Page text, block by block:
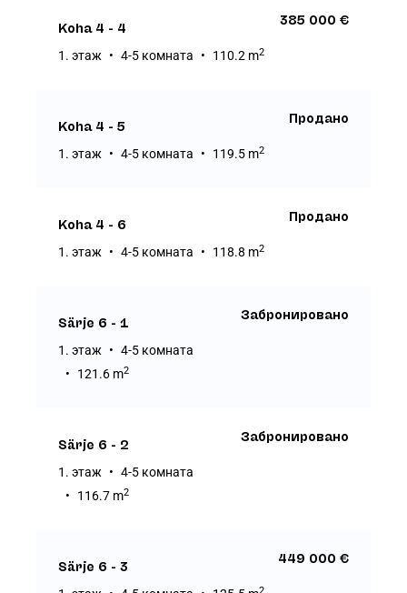
Koha 4 - 4
1. этаж 4-5 комната 110.2 m2
385 000 €
Koha 4 - 5
1. этаж 4-5 комната 119.5 m2
Продано
Koha 4 - 6
1. этаж 4-5 комната 118.8 m2
Продано
Särje 6 - 1
1. этаж
4-5 комната
121.6 m2
Забронировано
Särje 6 - 2
1. этаж
4-5 комната
116.7 m2
Забронировано
Särje 6 - 3
2
449 000 €